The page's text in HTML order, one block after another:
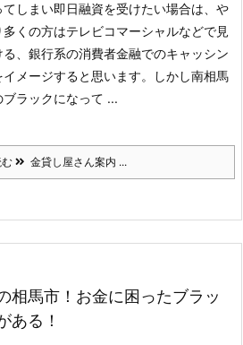
てしまい即日融資を受けたい場合は、や
多くの方はテレビコマーシャルなどで見
る、銀行系の消費者金融でのキャッシン
イメージすると思います。
しかし南相馬
ブラックになって ...
金貸し屋さん案内 ...
相馬市！お金に困ったブラッ
ある！